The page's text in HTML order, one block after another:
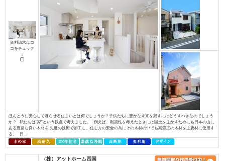
お一人おひとりが「大切にしている想い」を確かに受け止め、心を込めて
イノベーションは住宅・不動産を通じ、住宅の新しい常識を創り、本物の
へ繋いでまいります。 永く愛着をもって暮らしたいと思える、素材の質感
やすさを叶える確かな住宅性能。そんな欧⽶の住宅思想に基づいた住む⼈の
株式会社 アットハウジング